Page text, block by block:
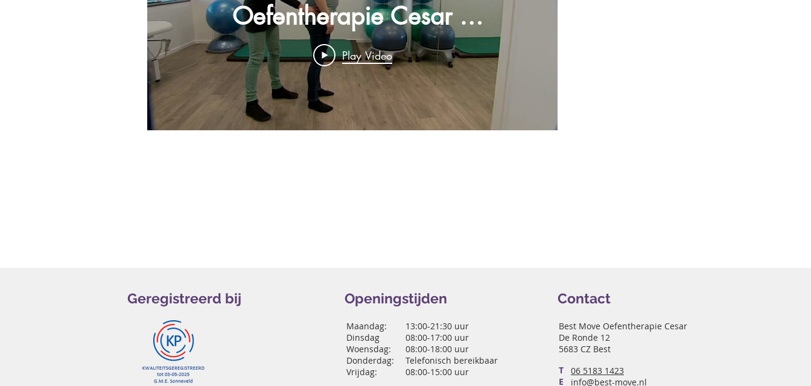
Oefentherapie Cesar /
Mensendieck bij
bekkenklachten
Play Video
Geregistreerd bij Openingstijden Contact
Maandag:
Dinsdag
Woensdag:
Donderdag:
Vrijdag:
13:00-21:30 uur
08:00-17:00 uur
08:00-18:00 uur
Telefonisch bereikbaar
08:00-15:00 uur
Best Move Oefentherapie Cesar
De Ronde 12
5683 CZ Best
T
E
06 5183 1423
info@best-move.nl